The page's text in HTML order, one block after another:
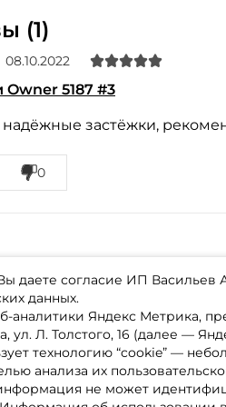
(1)
08.10.2022
Owner 5187 #3
застёжки,
0
даете согласие ИП Васильев
данных.
аналитики Яндекс Метрика,
ул. Л. Толстого, 16 (далее —
технологию “cookie” —
анализа их
не может
Повторите пароль: *
обработкуперсональных данных
Создать
Акции
Бренды